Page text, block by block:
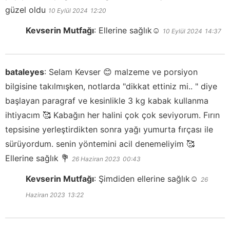
güzel oldu 10 Eylül 2024 12:20
Kevserin Mutfağı: Ellerine sağlık☺️ 10 Eylül 2024 14:37
bataleyes: Selam Kevser 😊 malzeme ve porsiyon
bilgisine takılmışken, notlarda "dikkat ettiniz mi.. " diye
başlayan paragraf ve kesinlikle 3 kg kabak kullanma
ihtiyacım 🥰 Kabağın her halini çok çok seviyorum. Fırın
tepsisine yerleştirdikten sonra yağı yumurta fırçası ile
sürüyordum. senin yöntemini acil denemeliyim 🥰
Ellerine sağlık 💐 26 Haziran 2023 00:43
Kevserin Mutfağı: Şimdiden ellerine sağlık☺️ 26
Haziran 2023 13:22